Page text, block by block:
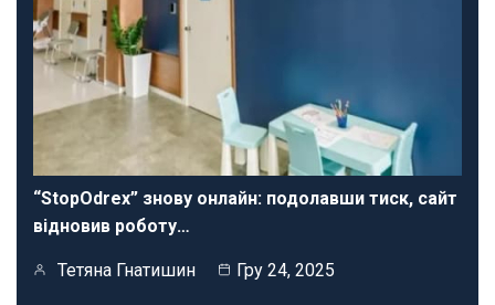
“StopOdrex” знову онлайн: подолавши тиск, сайт
відновив роботу…
Тетяна Гнатишин Гру 24, 2025